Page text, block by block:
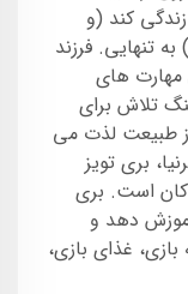
کند (و
به تنهایی. فرزند
مهارت های
تلاش برای
طبیعت لذت می
بری تویز
است. بری
دهد و
غذای بازی،